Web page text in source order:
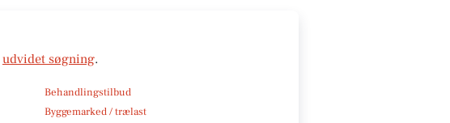
udvidet søgning.
Behandlingstilbud
Byggemarked / trælast